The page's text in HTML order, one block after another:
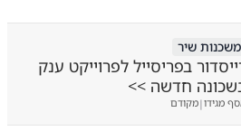
משכנות שיר
בפריסייל לפרוייקט ענק
חדשה >>
מגידו|מקודם